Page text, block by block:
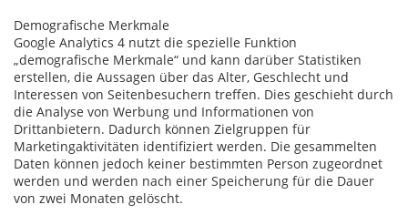
Demografische Merkmale
Google Analytics 4 nutzt die spezielle Funktion
„demografische Merkmale“ und kann darüber Statistiken
erstellen, die Aussagen über das Alter, Geschlecht und
Interessen von Seitenbesuchern treffen. Dies geschieht durch
die Analyse von Werbung und Informationen von
Drittanbietern. Dadurch können Zielgruppen für
Marketingaktivitäten identifiziert werden. Die gesammelten
Daten können jedoch keiner bestimmten Person zugeordnet
werden und werden nach einer Speicherung für die Dauer
von zwei Monaten gelöscht.